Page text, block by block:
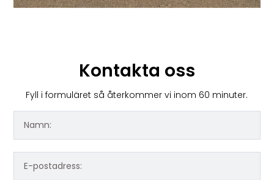
Kontakta oss
Fyll i formuläret så återkommer vi inom 60 minuter.